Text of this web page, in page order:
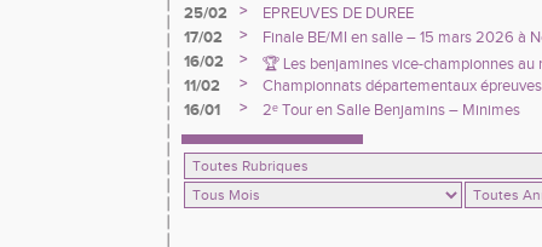
25/02
>
EPREUVES DE DUREE
17/02
>
Finale BE/MI en salle – 15 mars 2026 à
16/02
>
🏆 Les benjamines vice-championnes
cross !
11/02 >
Championnats départementaux
Minimes
16/01 > 2ᵉ Tour en Salle Benjamins – Minimes